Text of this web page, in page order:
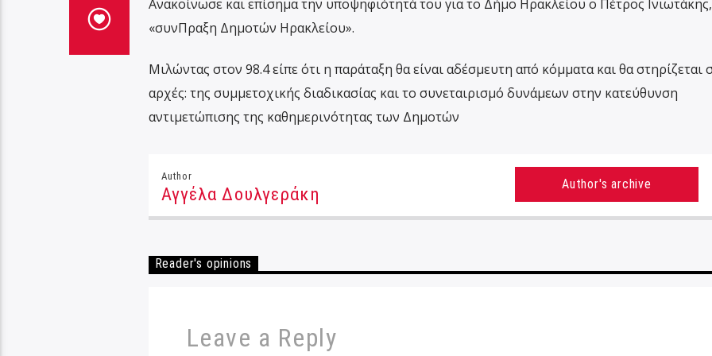
Ανακοίνωσε και επίσημα την υποψηφιότητά του για το Δήμο Ηρακλείου ο Πέτρος
«συνΠραξη Δημοτών Ηρακλείου».
Μιλώντας στον 98.4 είπε ότι η παράταξη θα είναι αδέσμευτη από κόμματα και θα στηρίζεται
αρχές: της συμμετοχικής διαδικασίας και το συνεταιρισμό δυνάμεων στην κατεύθυνση
αντιμετώπισης της καθημερινότητας των Δημοτών
Author
Αγγέλα Δουλγεράκη Author's archive
Reader's opinions
Leave a Reply